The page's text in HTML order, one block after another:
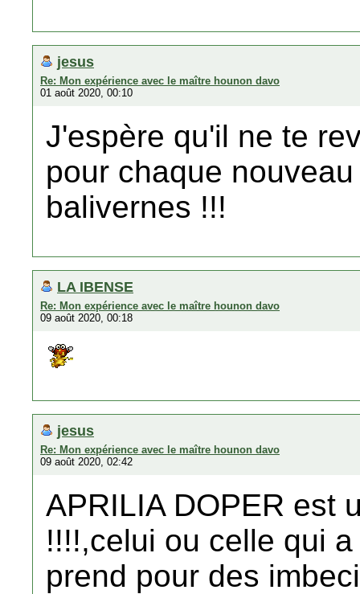
jesus
Re: Mon expérience avec le maître hounon davo
01 août 2020, 00:10
J'espère qu'il ne te
pour chaque
balivernes !!!
LA IBENSE
Re: Mon expérience avec le maître hounon davo
09 août 2020, 00:18
jesus
Re: Mon expérience avec le maître hounon davo
09 août 2020, 02:42
APRILIA DOPER est
!!!!,celui ou celle qui
prend pour des